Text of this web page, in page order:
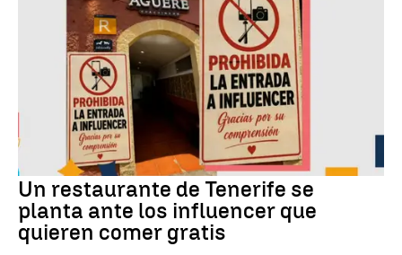
Un restaurante de Tenerife se
planta ante los influencer que
quieren comer gratis